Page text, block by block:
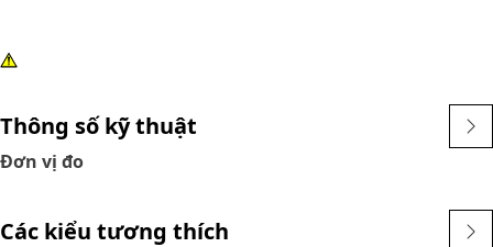
Thông số kỹ thuật
Đơn vị đo
Các kiểu tương thích